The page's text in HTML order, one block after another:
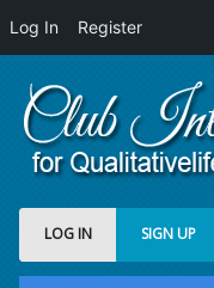
Log In Register
LOG IN SIGN UP